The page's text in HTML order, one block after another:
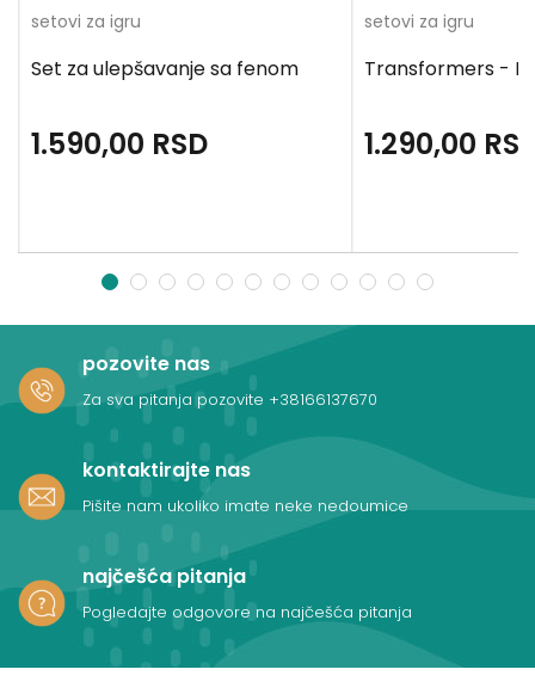
setovi za igru
Set za ulepšavanje sa fenom
1.590,00 RSD
setovi za igru
Transformers -
1.290,00
1 2 3 4 5 6 7 8 9 10 11 12
pozovite nas
Za sva pitanja pozovite +38166137670
kontaktirajte nas
Pišite nam ukoliko imate neke nedoumice
najčešća pitanja
Pogledajte odgovore na najčešća pitanja